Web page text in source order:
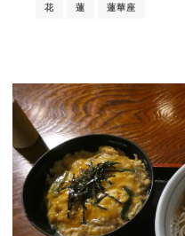
花 蓮 蓮華座